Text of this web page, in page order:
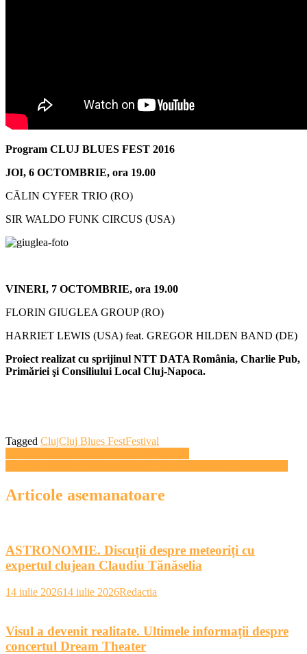
Program CLUJ BLUES FEST 2016
JOI, 6 OCTOMBRIE, ora 19.00
CĂLIN CYFER TRIO (RO)
SIR WALDO FUNK CIRCUS (USA)
VINERI, 7 OCTOMBRIE, ora 19.00
FLORIN GIUGLEA GROUP (RO)
HARRIET LEWIS (USA) feat. GREGOR HILDEN BAND (DE)
Proiect realizat cu sprijinul NTT DATA România, Charlie Pub,
Primăriei şi Consiliului Local Cluj-Napoca.
Tagged ClujCluj Blues FestFestival
Navigare
în
articole
Articole asemanatoare
ASTRONOMIE. Discuții despre meteoriți cu
expertul clujean Claudiu Tănăselia
14 iulie 202614 iulie 2026Redactia
Visul a devenit realitate. Ultimele informații despre
concertul Dream Theater